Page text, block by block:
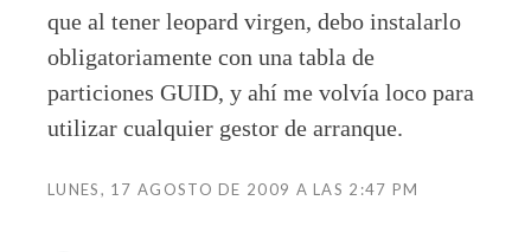
que al tener leopard virgen, debo instalarlo
obligatoriamente con una tabla de
particiones GUID, y ahí me volvía loco para
utilizar cualquier gestor de arranque.
LUNES, 17 AGOSTO DE 2009 A LAS 2:47 PM